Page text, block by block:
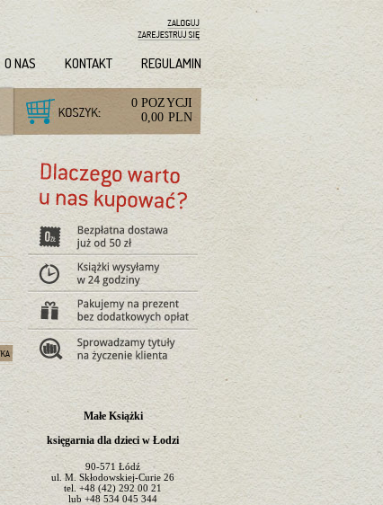
O NAS KONTAKT REGULAMIN
0 POZYCJI
0,00 PLN
Małe Książki
księgarnia dla dzieci w Łodzi
90-571 Łódź
ul. M. Skłodowskiej-Curie 26
tel.+48 (42) 292 00 21
lub +48 534 045 344